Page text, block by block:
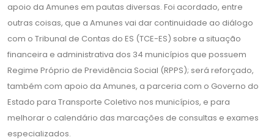
apoio da Amunes em pautas diversas. Foi acordado, entre
outras coisas, que a Amunes vai dar continuidade ao diálogo
com o Tribunal de Contas do ES (TCE-ES) sobre a situação
financeira e administrativa dos 34 municípios que possuem
Regime Próprio de Previdência Social (RPPS); será reforçado,
também com apoio da Amunes, a parceria com o Governo do
Estado para Transporte Coletivo nos municípios, e para
melhorar o calendário das marcações de consultas e exames
especializados.